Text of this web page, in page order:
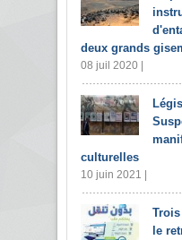
deux grands
08 juil 2020 |
culturelles
10 juin 2021 |
le